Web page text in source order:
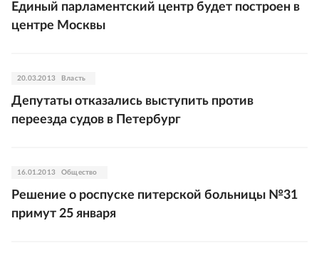
Единый парламентский центр будет построен в
центре Москвы
20.03.2013 Власть
Депутаты отказались выступить против
переезда судов в Петербург
16.01.2013 Общество
Решение о роспуске питерской больницы №31
примут 25 января